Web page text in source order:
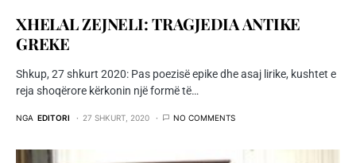
XHELAL ZEJNELI: TRAGJEDIA ANTIKE
GREKE
Shkup, 27 shkurt 2020: Pas poezisë epike dhe asaj lirike, kushtet e
reja shoqërore kërkonin një formë të…
NGA EDITORI 27 SHKURT, 2020 NO COMMENTS